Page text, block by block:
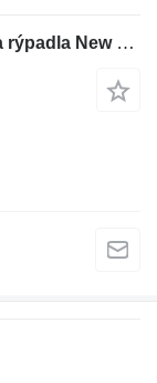
Vložka valca New Holland 87352622 na rýpadla New Holland WE150